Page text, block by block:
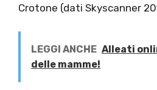
Crotone (dati Skyscanner
LEGGI ANCHE Alleati
delle mamme!